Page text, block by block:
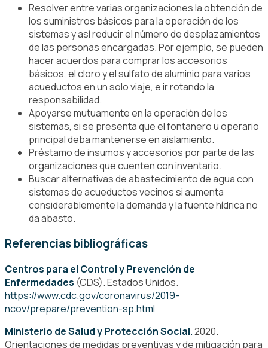
Resolver entre varias organizaciones la obtención de
los suministros básicos para la operación de los
sistemas y así reducir el número de desplazamientos
de las personas encargadas. Por ejemplo, se pueden
hacer acuerdos para comprar los accesorios
básicos, el cloro y el sulfato de aluminio para varios
acueductos en un solo viaje, e ir rotando la
responsabilidad.
Apoyarse mutuamente en la operación de los
sistemas, si se presenta que el fontanero u operario
principal deba mantenerse en aislamiento.
Préstamo de insumos y accesorios por parte de las
organizaciones que cuenten con inventario.
Buscar alternativas de abastecimiento de agua con
sistemas de acueductos vecinos si aumenta
considerablemente la demanda y la fuente hídrica no
da abasto.
Referencias bibliográficas
Centros para el Control y Prevención de
Enfermedades (CDS). Estados Unidos.
https://www.cdc.gov/coronavirus/2019-
ncov/prepare/prevention-sp.html
Ministerio de Salud y Protección Social.2020.
Orientaciones de medidas preventivas y de mitigación para